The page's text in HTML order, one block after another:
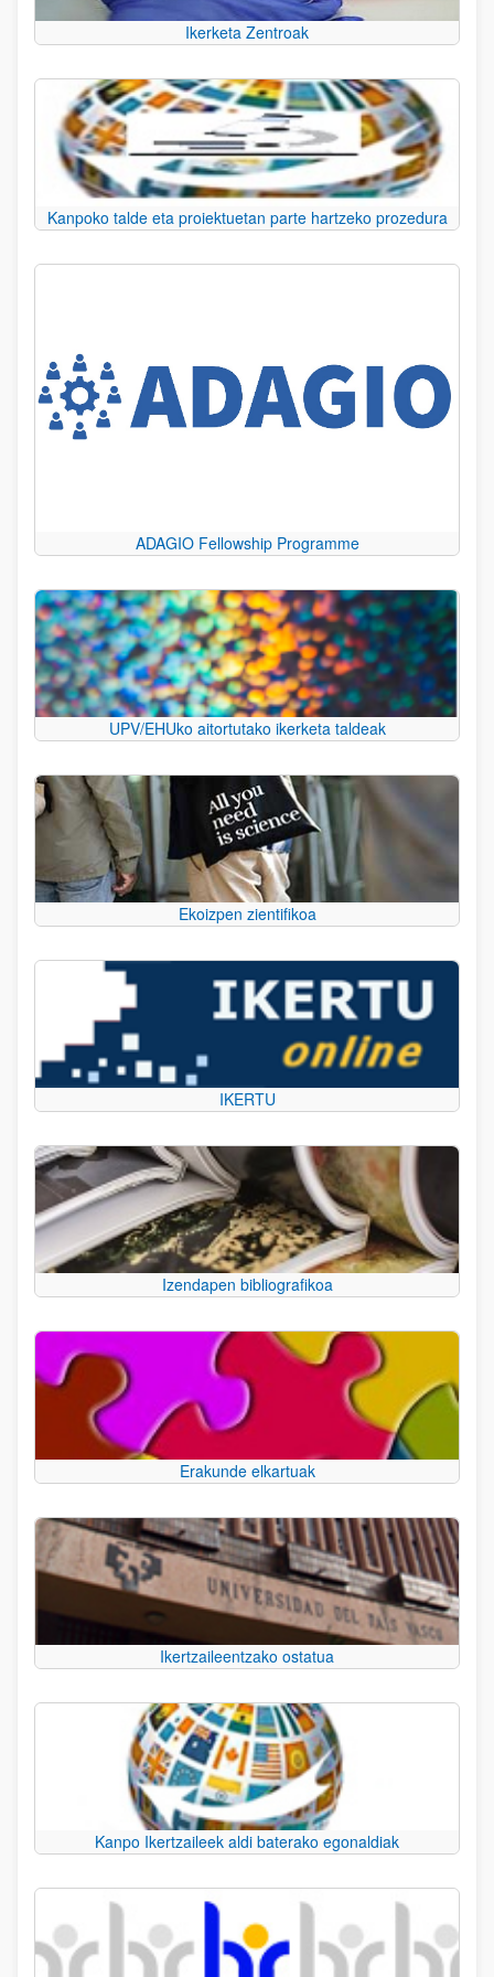
Ikerketa Zentroak
Kanpoko talde eta proiektuetan parte hartzeko prozedura
ADAGIO Fellowship Programme
UPV/EHUko aitortutako ikerketa taldeak
Ekoizpen zientifikoa
IKERTU
Izendapen bibliografikoa
Erakunde elkartuak
Ikertzaileentzako ostatua
Kanpo Ikertzaileek aldi baterako egonaldiak